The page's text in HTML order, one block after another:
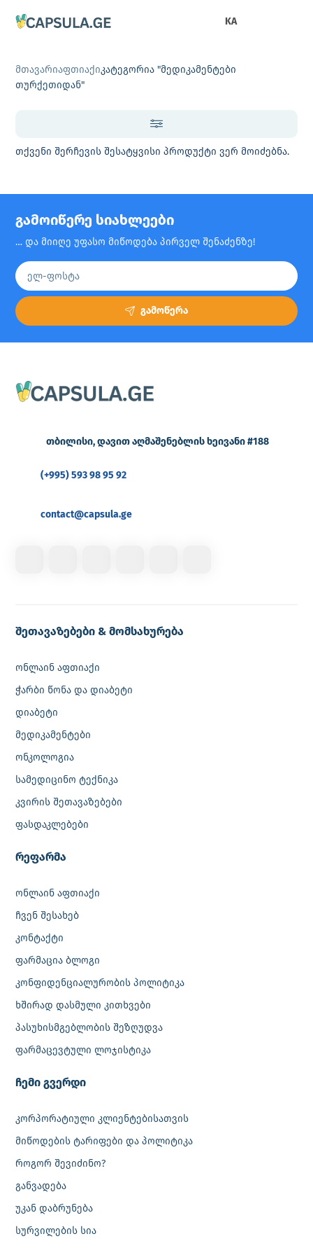
KA
მთავარიაფთიაქიკატეგორია "მედიკამენტები
თურქეთიდან"
თქვენი შერჩევის შესატყვისი პროდუქტი ვერ მოიძებნა.
გამოიწერე სიახლეები
… და მიიღე უფასო მიწოდება პირველ შენაძენზე!
გამოწერა
თბილისი, დავით აღმაშენებლის ხეივანი #188
(+995) 593 98 95 92
contact@capsula.ge
შეთავაზებები & მომსახურება
ონლაინ აფთიაქი
ჭარბი წონა და დიაბეტი
დიაბეტი
მედიკამენტები
ონკოლოგია
სამედიცინო ტექნიკა
კვირის შეთავაზებები
ფასდაკლებები
რეფარმა
ონლაინ აფთიაქი
ჩვენ შესახებ
კონტაქტი
ფარმაცია ბლოგი
კონფიდენციალურობის პოლიტიკა
ხშირად დასმული კითხვები
პასუხისმგებლობის შეზღუდვა
ფარმაცევტული ლოჯისტიკა
‎ჩემი გვერდი
კორპორატიული კლიენტებისათვის
მიწოდების ტარიფები და პოლიტიკა
როგორ შევიძინო?
განვადება
უკან დაბრუნება
სურვილების სია